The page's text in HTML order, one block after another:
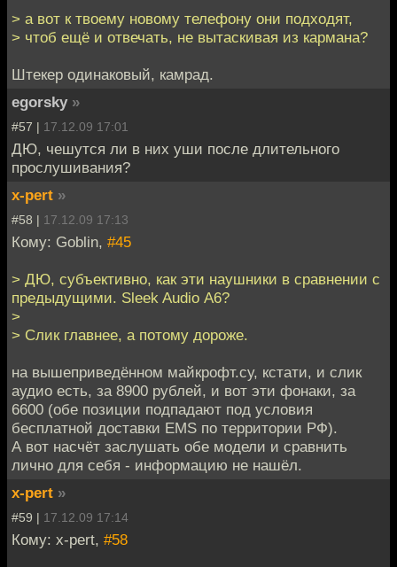
> а вот к твоему новому телефону они подходят,
> чтоб ещё и отвечать, не вытаскивая из кармана?
Штекер одинаковый, камрад.
egorsky »
#57 | 17.12.09 17:01
ДЮ, чешутся ли в них уши после длительного
прослушивания?
x-pert »
#58 | 17.12.09 17:13
Кому: Goblin, #45
> ДЮ, субъективно, как эти наушники в сравнении с
предыдущими. Sleek Audio А6?
>
> Слик главнее, а потому дороже.
на вышеприведённом майкрофт.су, кстати, и слик
аудио есть, за 8900 рублей, и вот эти фонаки, за
6600 (обе позиции подпадают под условия
бесплатной доставки EMS по территории РФ).
А вот насчёт заслушать обе модели и сравнить
лично для себя - информацию не нашёл.
x-pert »
#59 | 17.12.09 17:14
Кому: x-pert, #58